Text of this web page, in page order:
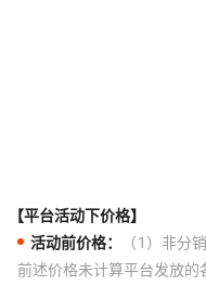
【平台活动下价格】
活动前价格：
（1）非分
前述价格未计算平台发放